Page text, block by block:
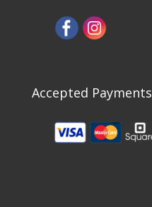
Accepted Payments